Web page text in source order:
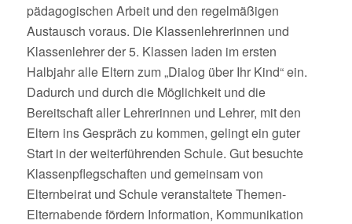
pädagogischen Arbeit und den regelmäßigen
Austausch voraus. Die Klassenlehrerinnen und
Klassenlehrer der 5. Klassen laden im ersten
Halbjahr alle Eltern zum „Dialog über Ihr Kind“ ein.
Dadurch und durch die Möglichkeit und die
Bereitschaft aller Lehrerinnen und Lehrer, mit den
Eltern ins Gespräch zu kommen, gelingt ein guter
Start in der weiterführenden Schule. Gut besuchte
Klassenpflegschaften und gemeinsam von
Elternbeirat und Schule veranstaltete Themen-
Elternabende fördern Information, Kommunikation